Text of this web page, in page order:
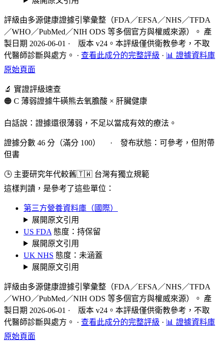
評級由多源健康證據引擎彙整（FDA／EFSA／NHS／TFDA
／WHO／PubMed／NIH ODS 等多個官方與權威來源）。 產
製日期 2026-06-01 · 版本 v24。本評級僅供衛教參考，不取
代醫師診斷與處方。 · 查看此成分的完整評級 · 📊 證據資料庫
原始頁面
🔬 實證評級速查
🟠 C 薄弱證據牛磺熊去氧膽酸 × 肝臟健康
白話說：證據還很薄弱，不足以當成有效的療法。
證據分數 46 分（滿分 100） · 發布狀態：可參考，但附帶
但書
🕒 主要研究年代較舊🇹🇼 台灣有獨立規範
這樣判讀，是參考了這些單位：
第三方營養資料庫（國際）
展開原文引用
US FDA 態度：持保留
展開原文引用
UK NHS 態度：未涵蓋
展開原文引用
評級由多源健康證據引擎彙整（FDA／EFSA／NHS／TFDA
／WHO／PubMed／NIH ODS 等多個官方與權威來源）。 產
製日期 2026-06-01 · 版本 v24。本評級僅供衛教參考，不取
代醫師診斷與處方。 · 查看此成分的完整評級 · 📊 證據資料庫
原始頁面